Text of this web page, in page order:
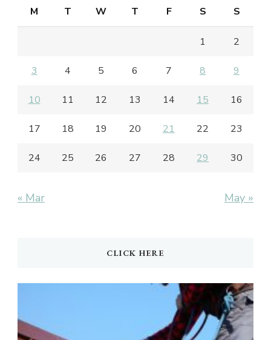
M T W T F S S
1 2
3 4 5 6 7 8 9
10 11 12 13 14 15 16
17 18 19 20 21 22 23
24 25 26 27 28 29 30
« Mar May »
CLICK HERE